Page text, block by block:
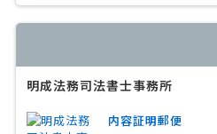
明成法務司法書士事務所
内容証明郵便